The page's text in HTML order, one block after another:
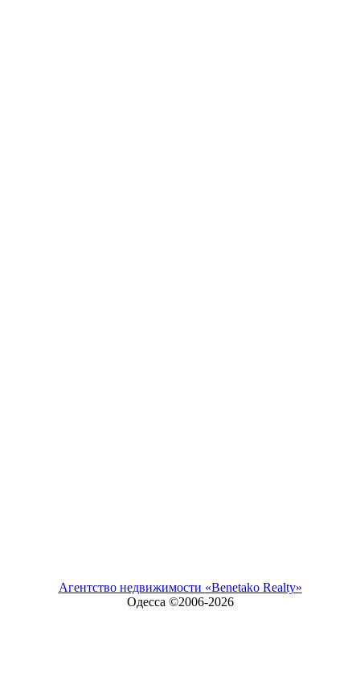
Агентство недвижимости «Benetako Realty»
Одесса ©2006-2026